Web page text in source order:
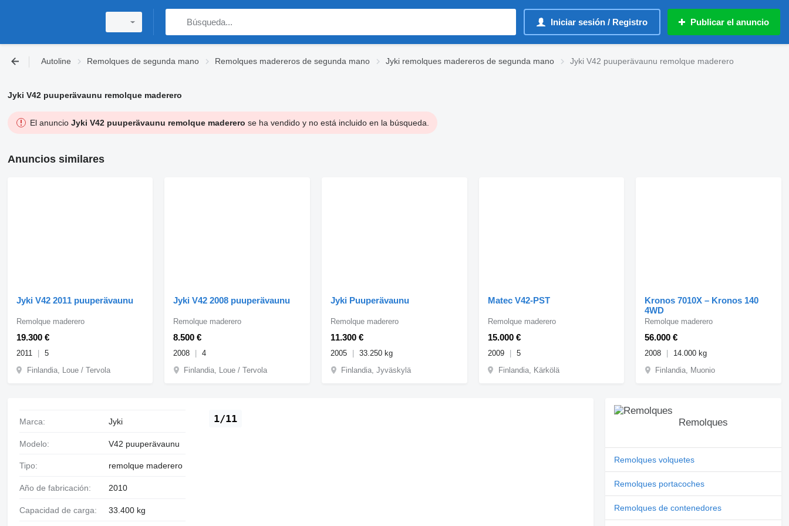
Iniciar sesión / Registro Publicar el anuncio
Autoline Remolques de segunda mano Remolques madereros de segunda mano Jyki remolques madereros de segunda mano Jyki V42 puuperävaunu remolque maderero
Jyki V42 puuperävaunu remolque maderero
El anuncio Jyki V42 puuperävaunu remolque maderero se ha vendido y no está incluido en la búsqueda.
Anuncios similares
Jyki V42 2011 puuperävaunu
19.300 €
Remolque maderero
2011
5
Finlandia, Loue / Tervola
Jyki V42 2008 puuperävaunu
8.500 €
Remolque maderero
2008
4
Finlandia, Loue / Tervola
Jyki Puuperävaunu
11.300 €
Remolque maderero
2005
33.250 kg
Finlandia, Jyväskylä
Matec V42-PST
15.000 €
Remolque maderero
2009
5
Finlandia, Kärkölä
Kronos 7010X – Kronos 140
4WD
56.000 €
Remolque maderero
2008
14.000 kg
Finlandia, Muonio
1/11
Marca: Jyki
Modelo: V42 puuperävaunu
Tipo: remolque maderero
Año de fabricación: 2010
Capacidad de carga: 33.400 kg
Remolques
Remolques volquetes
Remolques portacoches
Remolques de contenedores